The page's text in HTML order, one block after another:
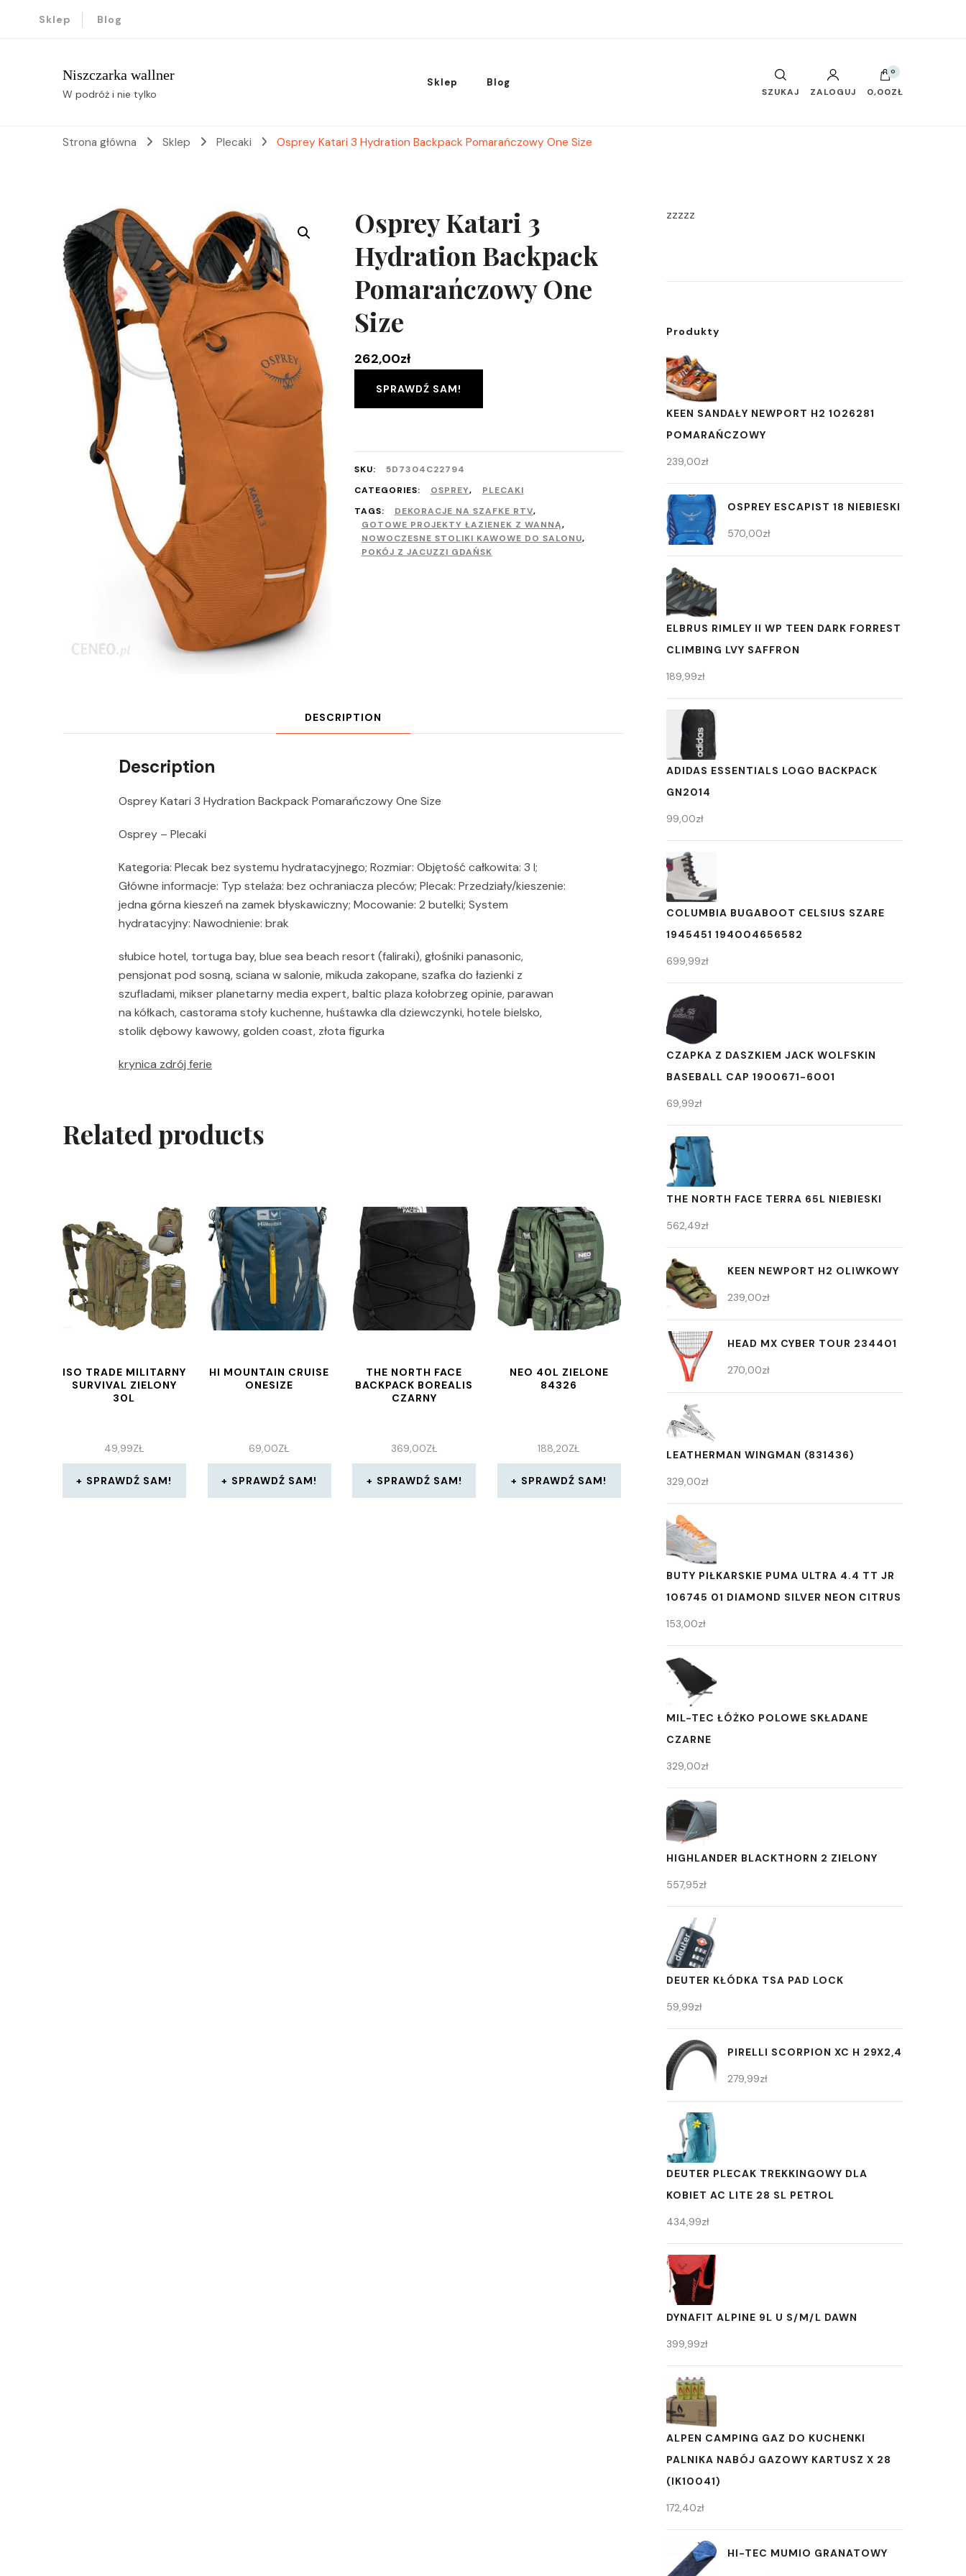
Sklep Blog
Niszczarka wallner
W podróż i nie tylko
Sklep Blog
SZUKAJ ZALOGUJ
0
0,00ZŁ
Strona główna Sklep Plecaki Osprey Katari 3 Hydration Backpack Pomarańczowy One Size
Osprey Katari 3
Hydration Backpack
Pomarańczowy One
Size
262,00zł
SPRAWDŹ SAM!
SKU:
5D7304C22794
CATEGORIES:
OSPREY,
PLECAKI
TAGS:
DEKORACJE NA SZAFKE RTV,
GOTOWE PROJEKTY ŁAZIENEK Z WANNĄ,
NOWOCZESNE STOLIKI KAWOWE DO SALONU,
POKÓJ Z JACUZZI GDAŃSK
DESCRIPTION
Description
Osprey Katari 3 Hydration Backpack Pomarańczowy One Size
Osprey – Plecaki
Kategoria: Plecak bez systemu hydratacyjnego; Rozmiar: Objętość całkowita: 3 l;
Główne informacje: Typ stelaża: bez ochraniacza pleców; Plecak: Przedziały/kieszenie:
jedna górna kieszeń na zamek błyskawiczny; Mocowanie: 2 butelki; System
hydratacyjny: Nawodnienie: brak
słubice hotel, tortuga bay, blue sea beach resort (faliraki), głośniki panasonic,
pensjonat pod sosną, sciana w salonie, mikuda zakopane, szafka do łazienki z
szufladami, mikser planetarny media expert, baltic plaza kołobrzeg opinie, parawan
na kółkach, castorama stoły kuchenne, huśtawka dla dziewczynki, hotele bielsko,
stolik dębowy kawowy, golden coast, złota figurka
krynica zdrój ferie
Related products
ISO TRADE MILITARNY
SURVIVAL ZIELONY
30L
49,99ZŁ
SPRAWDŹ SAM!
HI MOUNTAIN CRUISE
ONESIZE
69,00ZŁ
SPRAWDŹ SAM!
THE NORTH FACE
BACKPACK BOREALIS
CZARNY
369,00ZŁ
SPRAWDŹ SAM!
NEO 40L ZIELONE
84326
188,20ZŁ
SPRAWDŹ SAM!
zzzzz
Produkty
KEEN SANDAŁY NEWPORT H2 1026281
POMARAŃCZOWY
239,00zł
OSPREY ESCAPIST 18 NIEBIESKI
570,00zł
ELBRUS RIMLEY II WP TEEN DARK FORREST
CLIMBING LVY SAFFRON
189,99zł
ADIDAS ESSENTIALS LOGO BACKPACK
GN2014
99,00zł
COLUMBIA BUGABOOT CELSIUS SZARE
1945451 194004656582
699,99zł
CZAPKA Z DASZKIEM JACK WOLFSKIN
BASEBALL CAP 1900671-6001
69,99zł
THE NORTH FACE TERRA 65L NIEBIESKI
562,49zł
KEEN NEWPORT H2 OLIWKOWY
239,00zł
HEAD MX CYBER TOUR 234401
270,00zł
LEATHERMAN WINGMAN (831436)
329,00zł
BUTY PIŁKARSKIE PUMA ULTRA 4.4 TT JR
106745 01 DIAMOND SILVER NEON CITRUS
153,00zł
MIL-TEC ŁÓŻKO POLOWE SKŁADANE
CZARNE
329,00zł
HIGHLANDER BLACKTHORN 2 ZIELONY
557,95zł
DEUTER KŁÓDKA TSA PAD LOCK
59,99zł
PIRELLI SCORPION XC H 29X2,4
279,99zł
DEUTER PLECAK TREKKINGOWY DLA
KOBIET AC LITE 28 SL PETROL
434,99zł
DYNAFIT ALPINE 9L U S/M/L DAWN
399,99zł
ALPEN CAMPING GAZ DO KUCHENKI
PALNIKA NABÓJ GAZOWY KARTUSZ X 28
(IK10041)
172,40zł
HI-TEC MUMIO GRANATOWY